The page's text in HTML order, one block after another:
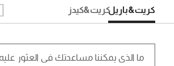
كريت&باريلكريت&كيدز